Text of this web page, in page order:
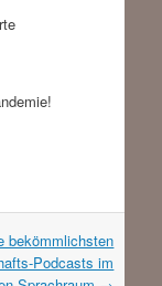
bekömmlichsten
Podcasts im